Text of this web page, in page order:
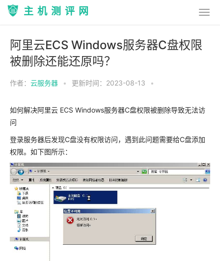
主机测评网
阿里云ECS Windows服务器C盘权限
被删除还能还原吗？
作者： 云服务器 • 更新时间：2023-08-13 •
如何解决阿里云 ECS Windows服务器C盘权限被删除导致无法访
问
登录服务器后发现C盘没有权限访问，遇到此问题需要给C盘添加
权限。如下图所示：